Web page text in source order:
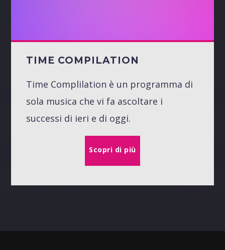
TIME COMPILATION
Time Complilation è un programma di
sola musica che vi fa ascoltare i
successi di ieri e di oggi.
Scopri di più